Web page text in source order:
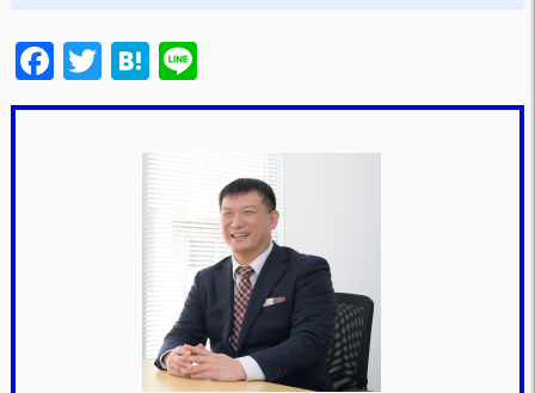
F
a
T
wi
H
at
n
a
n